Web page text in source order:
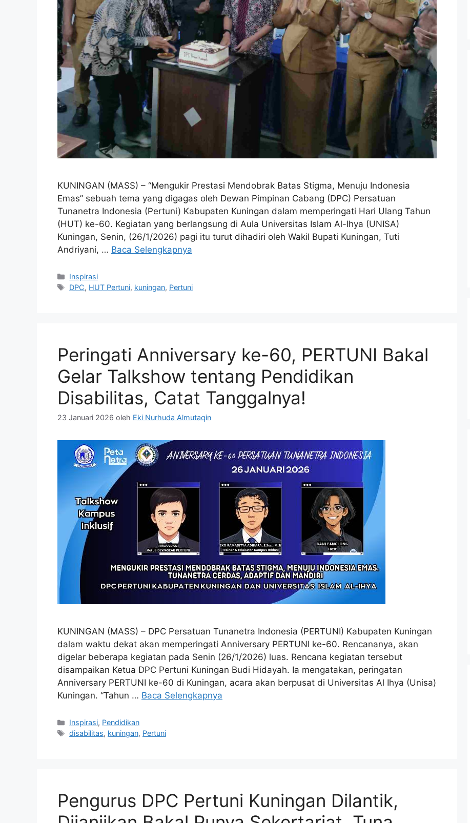
KUNINGAN (MASS) – “Mengukir Prestasi Mendobrak Batas Stigma, Menuju Indonesia
Emas” sebuah tema yang digagas oleh Dewan Pimpinan Cabang (DPC) Persatuan
Tunanetra Indonesia (Pertuni) Kabupaten Kuningan dalam memperingati Hari Ulang Tahun
(HUT) ke-60. Kegiatan yang berlangsung di Aula Universitas Islam Al-Ihya (UNISA)
Kuningan, Senin, (26/1/2026) pagi itu turut dihadiri oleh Wakil Bupati Kuningan, Tuti
Andriyani, … Baca Selengkapnya
Kategori
Inspirasi
Tag
DPC, HUT Pertuni, kuningan, Pertuni
Peringati Anniversary ke-60, PERTUNI Bakal
Gelar Talkshow tentang Pendidikan
Disabilitas, Catat Tanggalnya!
23 Januari 2026 oleh Eki Nurhuda Almutaqin
KUNINGAN (MASS) – DPC Persatuan Tunanetra Indonesia (PERTUNI) Kabupaten Kuningan
dalam waktu dekat akan memperingati Anniversary PERTUNI ke-60. Rencananya, akan
digelar beberapa kegiatan pada Senin (26/1/2026) luas. Rencana kegiatan tersebut
disampaikan Ketua DPC Pertuni Kuningan Budi Hidayah. Ia mengatakan, peringatan
Anniversary PERTUNI ke-60 di Kuningan, acara akan berpusat di Universitas Al Ihya (Unisa)
Kuningan. “Tahun … Baca Selengkapnya
Kategori
Inspirasi, Pendidikan
Tag
disabilitas, kuningan, Pertuni
Pengurus DPC Pertuni Kuningan Dilantik,